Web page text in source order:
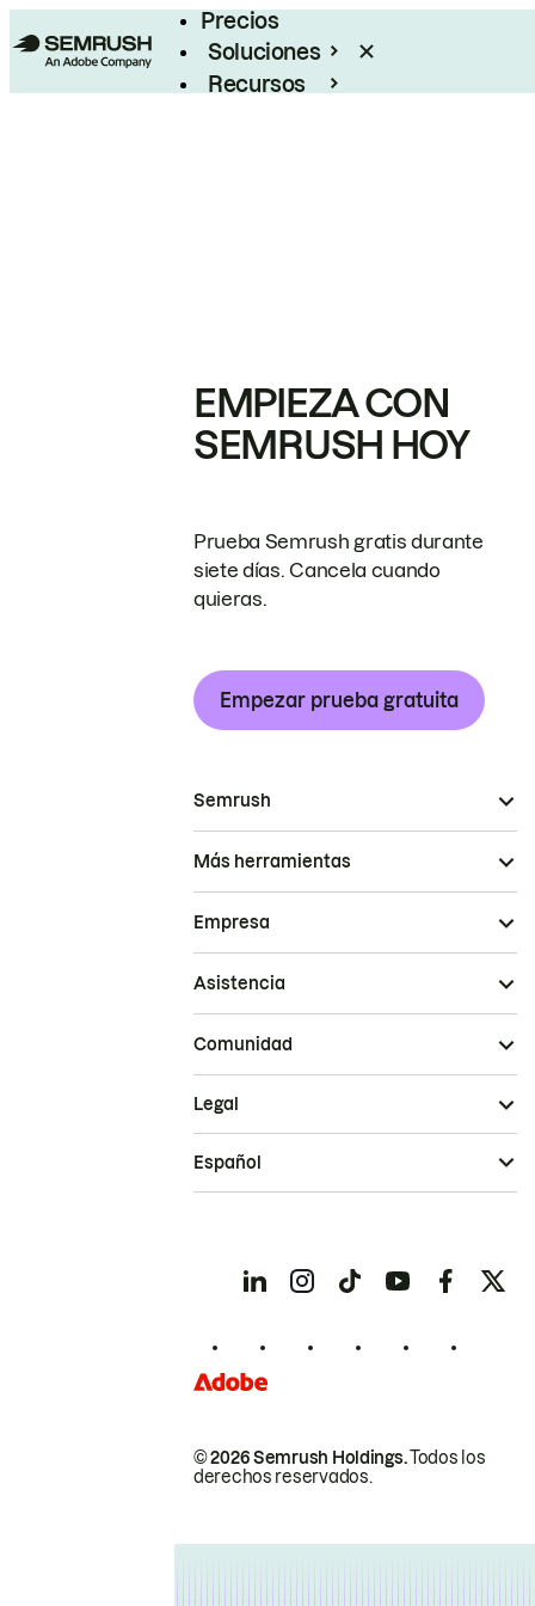
Precios
Soluciones
Recursos
EMPIEZA CON
SEMRUSH HOY
Prueba Semrush gratis durante
siete días. Cancela cuando
quieras.
Empezar prueba gratuita
Semrush
Más herramientas
Empresa
Asistencia
Comunidad
© 2026 Semrush Holdings.Todos los
derechos reservados.
Legal
Español